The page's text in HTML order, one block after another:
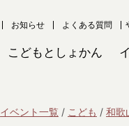
お知らせ よくある質問
こどもとしょかん
イベント一覧 こども 和歌